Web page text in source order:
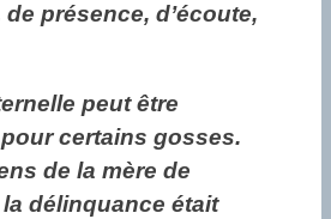
présence, d’écoute,
peut être
certains gosses.
de la mère de
délinquance était